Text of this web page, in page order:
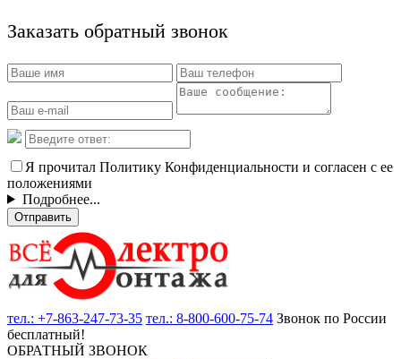
Заказать обратный звонок
Я прочитал Политику Конфиденциальности и согласен с ее
положениями
Подробнее...
Отправить
тел.: +7-863-247-73-35 тел.: 8-800-600-75-74 Звонок по России
бесплатный!
ОБРАТНЫЙ ЗВОНОК